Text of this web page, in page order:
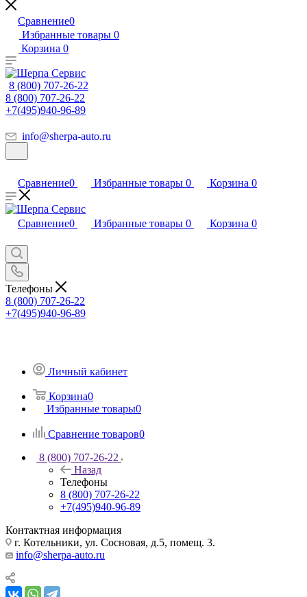
Сравнение0
Избранные товары 0
Корзина 0
8 (800) 707-26-22
8 (800) 707-26-22
+7(495)940-96-89
info@sherpa-auto.ru
Сравнение0 Избранные товары 0 Корзина 0
Сравнение0 Избранные товары 0 Корзина 0
Телефоны
8 (800) 707-26-22
+7(495)940-96-89
Личный кабинет
Корзина0
Избранные товары0
Сравнение товаров0
8 (800) 707-26-22
Назад
Телефоны
8 (800) 707-26-22
+7(495)940-96-89
Контактная информация
г. Котельники, ул. Сосновая, д.5, помещ. 3.
info@sherpa-auto.ru